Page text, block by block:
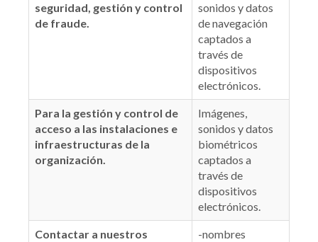
seguridad, gestión y control
de fraude.
sonidos y datos
de navegación
captados a
través de
dispositivos
electrónicos.
Para la gestión y control de
acceso a las instalaciones e
infraestructuras de la
organización.
Imágenes,
sonidos y datos
biométricos
captados a
través de
dispositivos
electrónicos.
Contactar a nuestros
-nombres